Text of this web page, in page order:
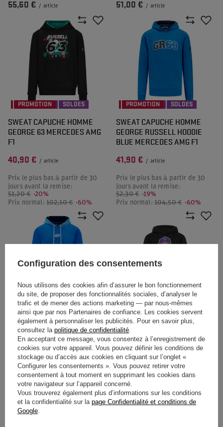
55,60 € / article 51,00 € / article
PROMOTION SOLDES
SWEAT CAPUCHE HOMME
GEORGE 63 MERCEDES AMG
F1
40,90 € / article
Prix le plus bas à partir de 30
jours avant la remise:
51,20 € -20%
Prix normal: 102,10 € -60%
PROMOTION SOLDES
SWEAT CAPUCHE HOMME
GEORGE RUSSELL HOODIE
BLUE MERCEDES AMG F1
41,90 € / article
Prix le plus bas à partir de 30
jours avant la remise:
52,30 € -19%
Prix normal: 104,50 € -60%
PROMOTION SOLDES
SWEAT CAPUCHE GR MIAMI
MERCEDES AMG F1
51,20 € / article
Prix le plus bas à partir de 30
jours avant la remise:
76,50 € -33%
Prix normal: 127,70 € -60%
PROMOTION SOLDES
SWEAT MERCEDES AMG F1
CARICATURE GRAPHIC LH
ENFANT
43,00 € / article
Prix le plus bas à partir de 30
jours avant la remise:
51,40 € -16%
Prix normal: 85,80 € -50%
Configuration des consentements
Nous utilisons des cookies afin d’assurer le bon fonctionnement
du site, de proposer des fonctionnalités sociales, d’analyser le
trafic et de mener des actions marketing — par nous-mêmes
ainsi que par nos Partenaires de confiance. Les cookies servent
également à personnaliser les publicités. Pour en savoir plus,
consultez la politique de confidentialité.
En acceptant ce message, vous consentez à l’enregistrement de
cookies sur votre appareil. Vous pouvez définir les conditions de
stockage ou d’accès aux cookies en cliquant sur l’onglet «
Configurer les consentements ». Vous pouvez retirer votre
consentement à tout moment en supprimant les cookies dans
votre navigateur sur l’appareil concerné.
Vous trouverez également plus d’informations sur les conditions
et la confidentialité sur la page Confidentialité et conditions de
Google.